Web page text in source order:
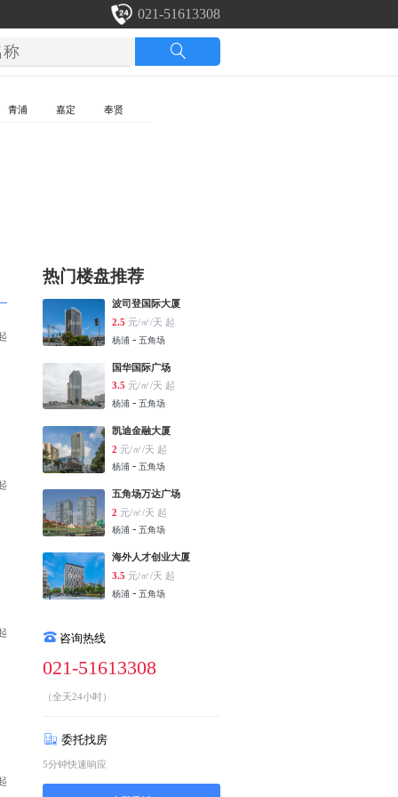
021-51613308
青浦 嘉定 奉贤
热门楼盘推荐
波司登国际大厦
2.5 元/㎡/天 起
杨浦 -五角场
国华国际广场
3.5 元/㎡/天 起
杨浦 -五角场
凯迪金融大厦
2 元/㎡/天 起
杨浦 -五角场
五角场万达广场
2 元/㎡/天 起
杨浦 -五角场
海外人才创业大厦
3.5 元/㎡/天 起
杨浦 -五角场
咨询热线
021-51613308
（全天24小时）
委托找房
5分钟快速响应